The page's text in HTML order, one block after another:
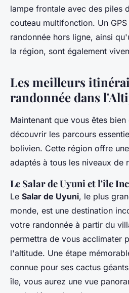
lampe frontale avec des piles
couteau multifonction. Un
randonnée hors ligne, ainsi
la région, sont également
Les meilleurs
randonnée dans
Maintenant que vous êtes
découvrir les parcours
bolivien. Cette région offre
adaptés à tous les niveaux de
Le Salar de Uyuni et l'île
Le Salar de Uyuni, le plus
monde, est une destination
votre randonnée à partir du
permettra de vous acclimater
l'altitude. Une étape
connue pour ses cactus
île, vous aurez une vue